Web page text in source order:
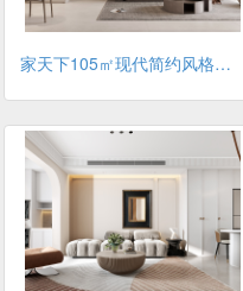
家天下105㎡现代简约风格装修案例